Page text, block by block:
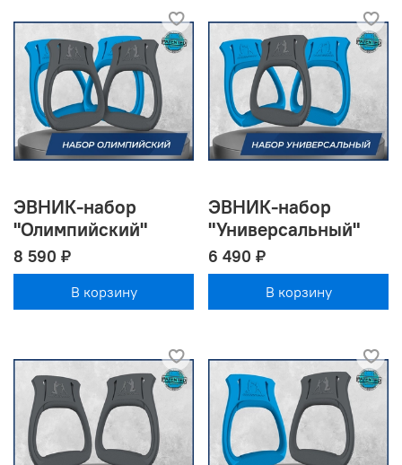
ЭВНИК-набор
"Олимпийский"
8 590 ₽
В корзину
ЭВНИК-набор
"Универсальный"
6 490 ₽
В корзину